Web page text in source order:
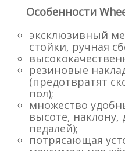
Особенности
эксклюзивный
стойки, ручная
резиновые
(предотвратят
пол);
множество
высоте,
педалей);
потрясающая